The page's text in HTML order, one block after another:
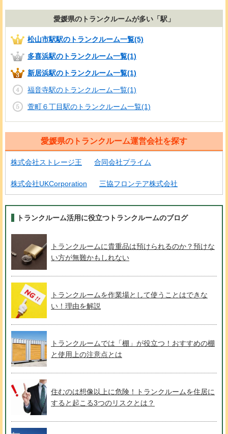
愛媛県のトランクルームが多い「駅」
松山市駅駅のトランクルーム一覧(5)
多喜浜駅のトランクルーム一覧(1)
新居浜駅のトランクルーム一覧(1)
福音寺駅のトランクルーム一覧(1)
萱町６丁目駅のトランクルーム一覧(1)
愛媛県のトランクルーム運営会社を探す
株式会社ストレージ王 合同会社プライム
株式会社UKCorporation 三協フロンテア株式会社
トランクルーム活用に役立つトランクルームのブログ
トランクルームに貴重品は預けられるのか？預けな
い方が無難かもしれない
トランクルームを作業場として使うことはできな
い！理由を解説
トランクルームでは「棚」が役立つ！おすすめの棚
と使用上の注意点とは
住むのは想像以上に危険！トランクルームを住居に
すると起こる3つのリスクとは？